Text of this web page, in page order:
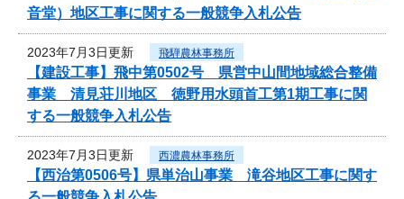
音堂）地区工事に関する一般競争入札公告
2023年7月3日更新 飛騨農林事務所
【建設工事】飛中第0502号 県営中山間地域総合整備
事業 清見荘川地区 徳野用水頭首工第1期工事に関
する一般競争入札公告
2023年7月3日更新 西濃農林事務所
【西治第0506号】県単治山事業 滝谷地区工事に関す